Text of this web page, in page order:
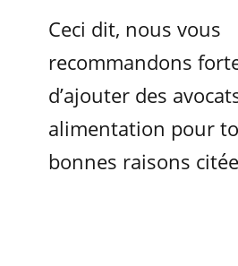
Ceci dit, nous vous
recommandons
d’ajouter des
alimentation pour
bonnes raisons